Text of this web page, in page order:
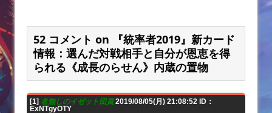
52 コメント on 『統率者2019』新カード
情報：選んだ対戦相手と自分が恩恵を得
られる《成長のらせん》内蔵の置物
[1] 名無しのイゼット団員2019/08/05(月) 21:08:52 ID：
ExNTgyOTY